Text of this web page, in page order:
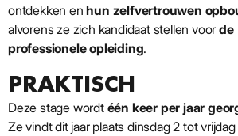
ontdekken enhun zelfvertrouwen
alvorens ze zich kandidaat stellen voorde
professionele opleiding.
PRAKTISCH
Deze stage wordt één keer per jaar
Ze vindt dit jaar plaats dinsdag 2 tot vrijdag